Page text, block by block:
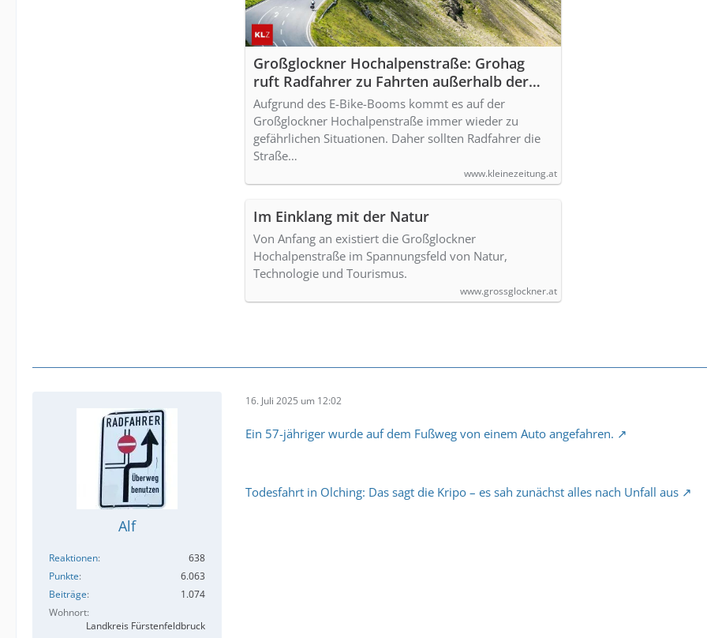
Großglockner Hochalpenstraße: Grohag
ruft Radfahrer zu Fahrten außerhalb der
Hauptverkehrszeiten auf
Aufgrund des E-Bike-Booms kommt es auf der
Großglockner Hochalpenstraße immer wieder zu
gefährlichen Situationen. Daher sollten Radfahrer die
Straße…
www.kleinezeitung.at
Im Einklang mit der Natur
Von Anfang an existiert die Großglockner
Hochalpenstraße im Spannungsfeld von Natur,
Technologie und Tourismus.
www.grossglockner.at
Alf
Reaktionen
638
Punkte
6.063
Beiträge
1.074
Wohnort
Landkreis Fürstenfeldbruck
16. Juli 2025 um 12:02
Ein 57-jähriger wurde auf dem Fußweg von einem Auto angefahren.
Todesfahrt in Olching: Das sagt die Kripo – es sah zunächst alles nach Unfall aus